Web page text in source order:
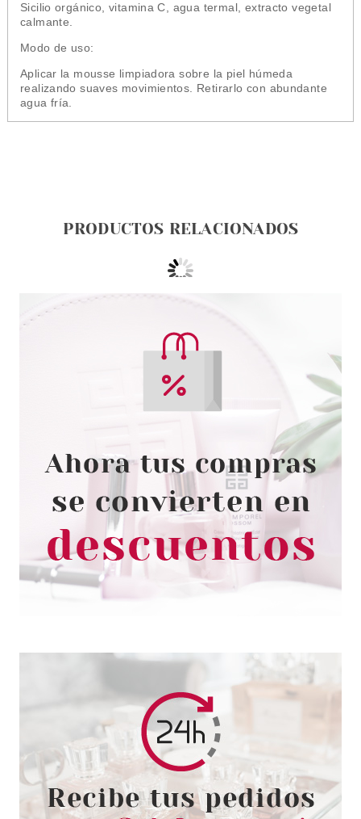
Sicilio orgánico, vitamina C, agua termal, extracto vegetal
calmante.
Modo de uso:
Aplicar la mousse limpiadora sobre la piel húmeda
realizando suaves movimientos. Retirarlo con abundante
agua fría.
PRODUCTOS RELACIONADOS
SKEYNDOR
SKEYNDOR TIMELESS
PRODIGY THE EYE PATCH
PARCHES ANTIARRUGAS 4
UNIDADES
Pvr 39.75€
-11%
desde
35.28€
SKEYNDOR
SKEYNDOR ETERNAL ICY EYE
CREAM ETERNAL 15 ML